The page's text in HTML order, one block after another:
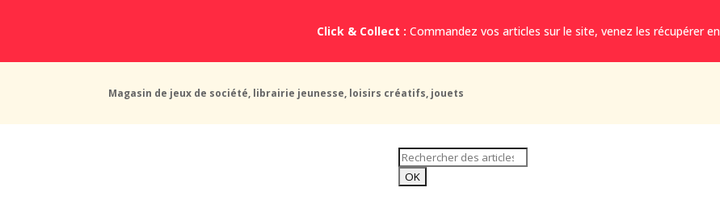
Click & Collect : Commandez vos articles sur le site, venez les récupérer
Magasin de jeux de société, librairie jeunesse, loisirs créatifs, jouets